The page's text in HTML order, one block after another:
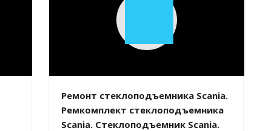
Play
Ремонт стеклоподъемника Scania.
Ремкомплект стеклоподъемника
Scania. Стеклоподъемник Scania.